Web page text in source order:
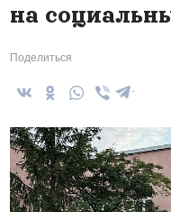
на
Поделиться